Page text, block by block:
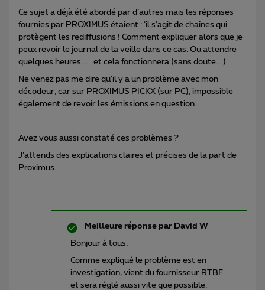
Ce sujet a déjà été abordé par d’autres mais les réponses
fournies par PROXIMUS étaient : ‘il s’agit de chaînes qui
protègent les rediffusions ! Comment expliquer alors que je
peux revoir le journal de la veille dans ce cas. Ou attendre
quelques heures ….. et cela fonctionnera (sans doute….).
Ne venez pas me dire qu’il y a un problème avec mon
décodeur, car sur PROXIMUS PICKX (sur PC), impossible
également de revoir les émissions en question.
Avez vous aussi constaté ces problèmes ?
J’attends des explications claires et précises de la part de
Proximus.
Meilleure réponse par David W
Bonjour à tous,
Comme expliqué le problème est en
investigation, vient du fournisseur RTBF
et sera réglé aussi vite que possible.